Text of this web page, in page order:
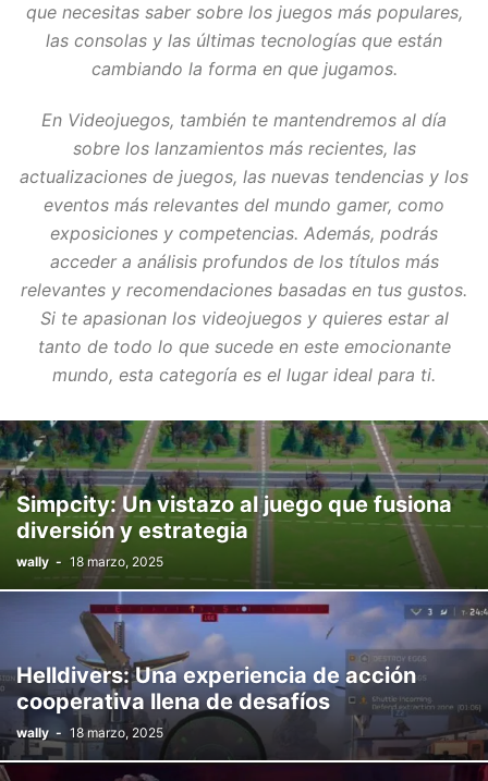
que necesitas saber sobre los juegos más populares,
las consolas y las últimas tecnologías que están
cambiando la forma en que jugamos.
En Videojuegos, también te mantendremos al día
sobre los lanzamientos más recientes, las
actualizaciones de juegos, las nuevas tendencias y los
eventos más relevantes del mundo gamer, como
exposiciones y competencias. Además, podrás
acceder a análisis profundos de los títulos más
relevantes y recomendaciones basadas en tus gustos.
Si te apasionan los videojuegos y quieres estar al
tanto de todo lo que sucede en este emocionante
mundo, esta categoría es el lugar ideal para ti.
Simpcity: Un vistazo al juego que fusiona
diversión y estrategia
wally - 18 marzo, 2025
Helldivers: Una experiencia de acción
cooperativa llena de desafíos
wally - 18 marzo, 2025